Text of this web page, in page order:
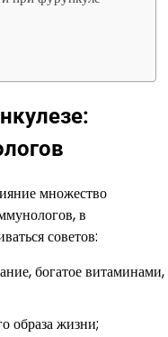
множество
в
советов:
богатое витаминами,
образа жизни;